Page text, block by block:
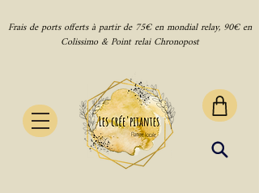
Frais de ports offerts à partir de 75€ en mondial relay, 90€ en
Colissimo & Point relai Chronopost